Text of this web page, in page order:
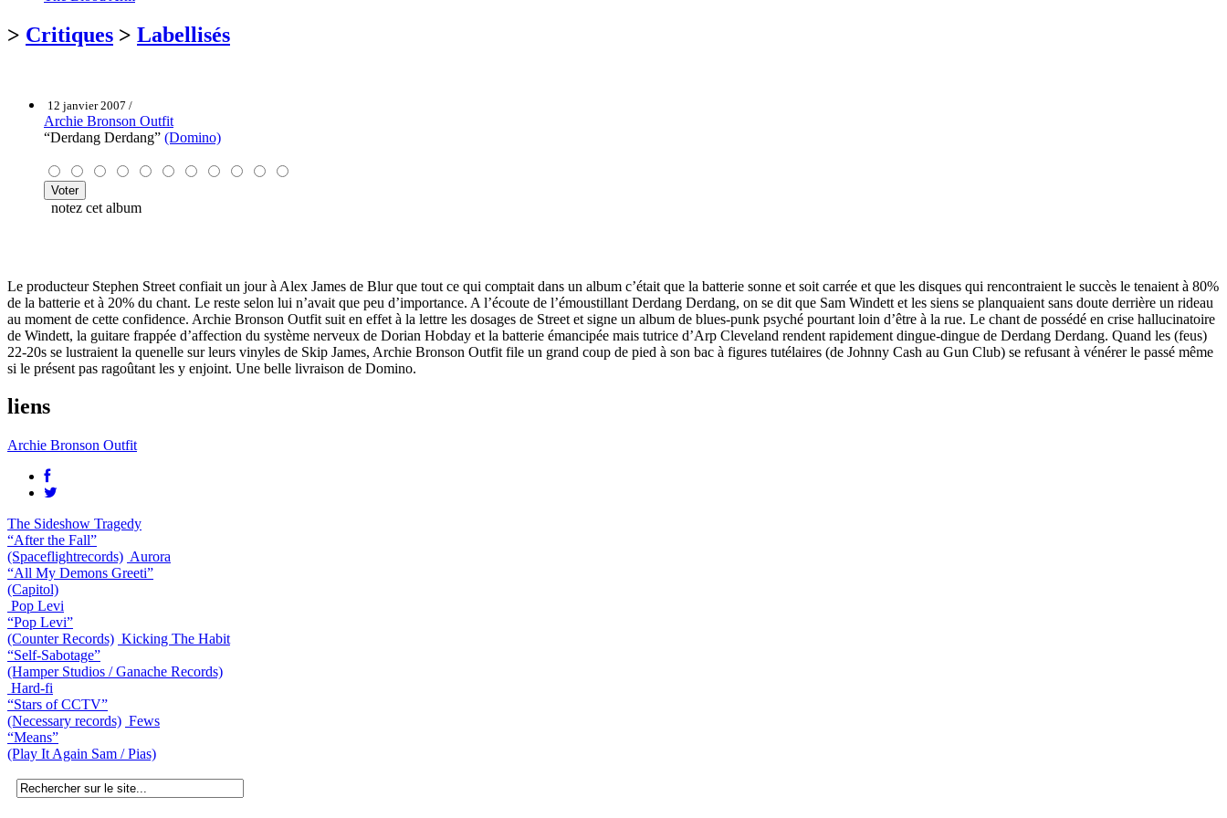
> Critiques > Labellisés
12 janvier 2007 /
Archie Bronson Outfit
“Derdang Derdang” (Domino)
notez cet album
Le producteur Stephen Street confiait un jour à Alex James de Blur que tout ce qui comptait dans un album c’était que la batterie sonne et soit carrée et que les disques qui rencontraient le succès le tenaient à 80%
de la batterie et à 20% du chant. Le reste selon lui n’avait que peu d’importance. A l’écoute de l’émoustillant Derdang Derdang, on se dit que Sam Windett et les siens se planquaient sans doute derrière un rideau
au moment de cette confidence. Archie Bronson Outfit suit en effet à la lettre les dosages de Street et signe un album de blues-punk psyché pourtant loin d’être à la rue. Le chant de possédé en crise hallucinatoire
de Windett, la guitare frappée d’affection du système nerveux de Dorian Hobday et la batterie émancipée mais tutrice d’Arp Cleveland rendent rapidement dingue-dingue de Derdang Derdang. Quand les (feus)
22-20s se lustraient la quenelle sur leurs vinyles de Skip James, Archie Bronson Outfit file un grand coup de pied à son bac à figures tutélaires (de Johnny Cash au Gun Club) se refusant à vénérer le passé même
si le présent pas ragoûtant les y enjoint. Une belle livraison de Domino.
liens
Archie Bronson Outfit
The Sideshow Tragedy
“After the Fall”
(Spaceflightrecords) Aurora
“All My Demons Greeti”
(Capitol)
Pop Levi
“Pop Levi”
(Counter Records) Kicking The Habit
“Self-Sabotage”
(Hamper Studios / Ganache Records)
Hard-fi
“Stars of CCTV”
(Necessary records) Fews
“Means”
(Play It Again Sam / Pias)